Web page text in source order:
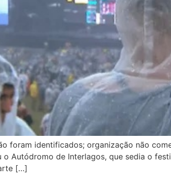
foram identificados; organização não
Autódromo de Interlagos, que sedia o
[…]